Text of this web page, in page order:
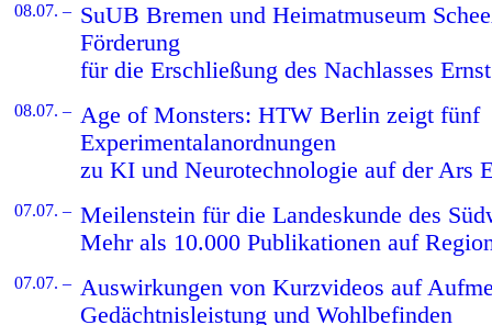
08.07. – SuUB Bremen und Heimatmuseum
Förderung
für die Erschließung des Nachlasses
08.07. – Age of Monsters: HTW Berlin zeigt fünf
Experimentalanordnungen
zu KI und Neurotechnologie auf der Ars
07.07. – Meilenstein für die Landeskunde des
Mehr als 10.000 Publikationen auf
07.07. – Auswirkungen von Kurzvideos auf
Gedächtnisleistung und Wohlbefinden